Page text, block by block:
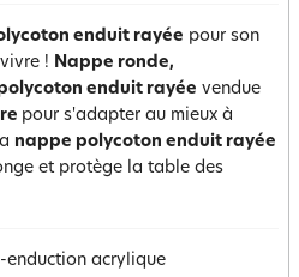
enduit rayée pour son
! Nappe ronde,
enduit rayée vendue
pour s'adapter au mieux à
nappe polycoton enduit rayée
et protège la table des
enduction acrylique